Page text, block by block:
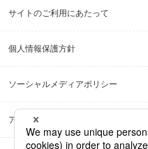
サイトのご利用にあたって
個人情報保護方針
ソーシャルメディアポリシー
アクセシビリティポリシー